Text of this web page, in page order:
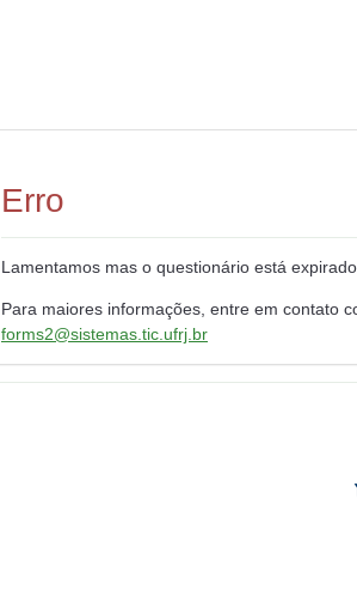
Erro
Lamentamos mas o questionário está
Para maiores informações, entre em contato
forms2@sistemas.tic.ufrj.br